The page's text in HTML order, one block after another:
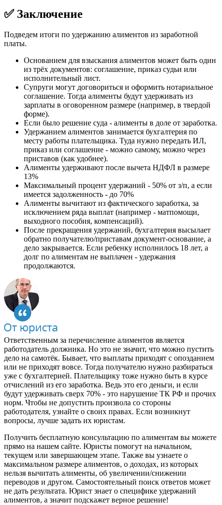
✅ Заключение
Подведем итоги по удержанию алиментов из заработной
платы.
Основанием для взыскания алиментов может быть один
из трёх документов: соглашение, приказ судьи или
исполнительный лист.
Супруги могут договориться и оформить нотариальное
соглашение. Тогда алименты будут удерживать из
зарплаты в оговоренном размере (например, в твердой
форме).
Если было решение суда - алименты в доле от заработка.
Удержанием алиментов занимается бухгалтерия по
месту работы плательщика. Туда нужно передать ИЛ,
приказ или соглашение - можно самому, можно через
приставов (как удобнее).
Алименты удерживают после вычета НДФЛ в размере
13%
Максимальный процент удержаний - 50% от з/п, а если
имеется задолженность - до 70%
Алименты вычитают из фактического заработка, за
исключением ряда выплат (например - матпомощи,
выходного пособия, компенсаций).
После прекращения удержаний, бухгалтерия высылает
обратно получателю/приставам документ-основание, а
дело закрывается. Если ребенку исполнилось 18 лет, а
долг по алиментам не выплачен - удержания
продолжаются.
Ответственным за перечисление алиментов является
работодатель должника. Но это не значит, что можно пустить
дело на самотёк. Бывает, что выплаты приходят с опозданием
или не приходят вовсе. Тогда получателю нужно разбираться
уже с бухгалтерией. Плательщику тоже нужно быть в курсе
отчислений из его заработка. Ведь это его деньги, и если
будут удерживать сверх 70% - это нарушение ТК РФ и прочих
норм. Чтобы не допустить произвола со стороны
работодателя, узнайте о своих правах. Если возникнут
вопросы, лучше задать их юристам.
Получить бесплатную консультацию по алиментам вы можете
прямо на нашем сайте. Юристы помогут на начальном,
текущем или завершающем этапе. Также вы узнаете о
максимальном размере алиментов, о доходах, из которых
нельзя вычитать алименты, об увеличении/снижении
переводов и другом. Самостоятельный поиск ответов может
не дать результата. Юрист знает о специфике удержаний
алиментов, а значит подскажет верное решение!